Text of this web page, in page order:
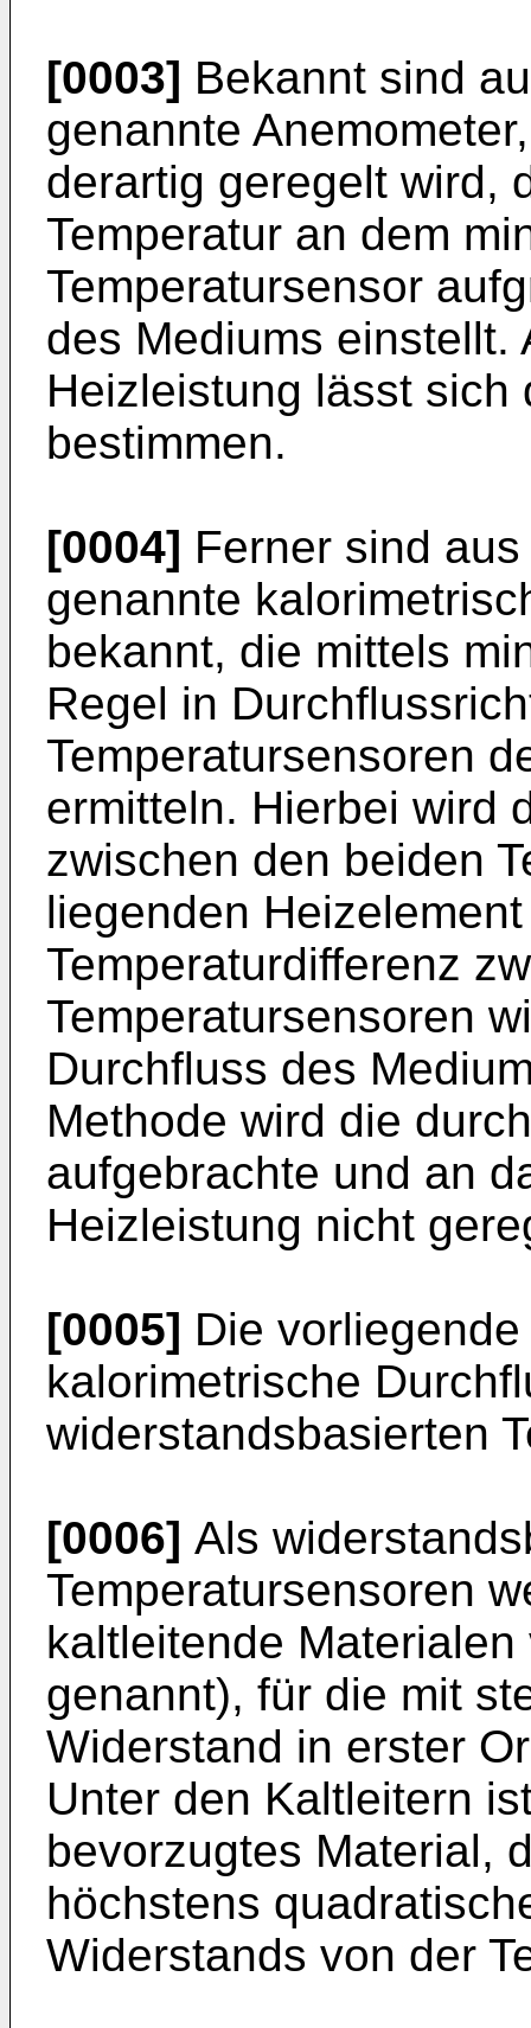
[0003] Bekannt sind
genannte
derartig geregelt wird,
Temperatur an dem
Temperatursensor
des Mediums einstellt.
Heizleistung lässt sich
bestimmen.
[0004] Ferner sind
genannte
bekannt, die mittels
Regel in
Temperatursensoren
ermitteln. Hierbei wird
zwischen den beiden
liegenden
Temperaturdifferenz
Temperatursensoren
Durchfluss des
Methode wird die
aufgebrachte und an
Heizleistung nicht
[0005] Die
kalorimetrische
widerstandsbasierten
[0006] Als
Temperatursensoren
kaltleitende
genannt), für die mit
Widerstand in erster
Unter den Kaltleitern
bevorzugtes Material,
höchstens
Widerstands von der